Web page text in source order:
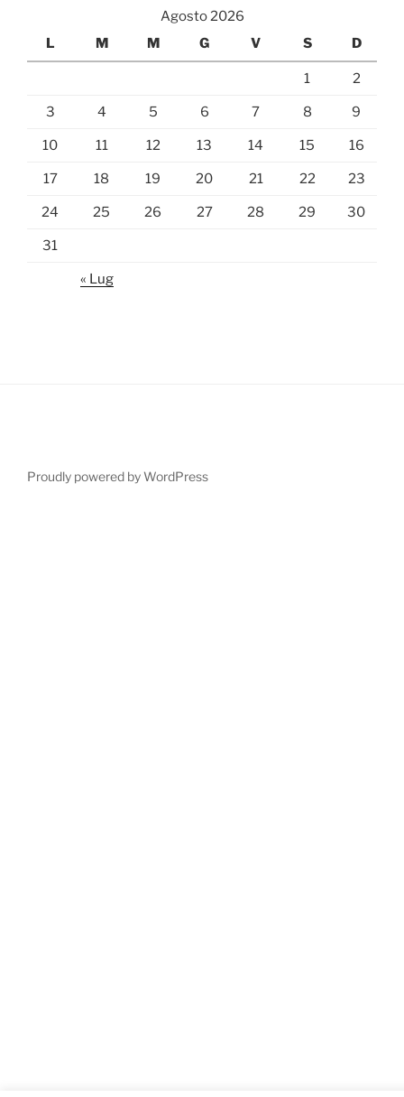
Agosto 2026
L
M M G V S D
1 2
3 4 5 6 7 8 9
10 11 12 13 14 15 16
17 18 19 20 21 22 23
24 25 26 27 28 29 30
31
« Lug
Proudly powered by WordPress